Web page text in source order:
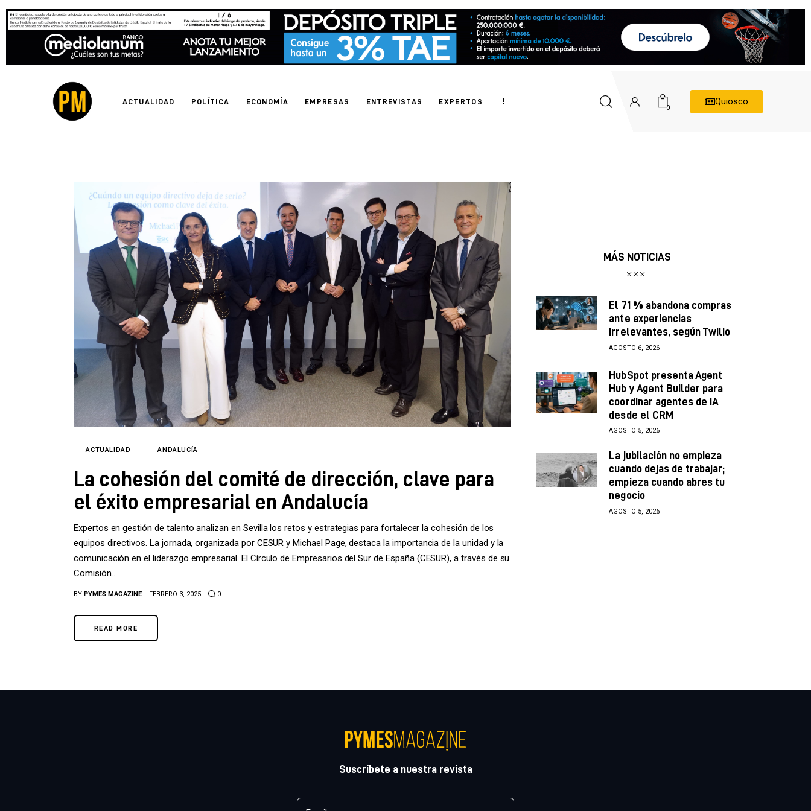
ACTUALIDAD POLÍTICA ECONOMÍA EMPRESAS ENTREVISTAS EXPERTOS
0
Quiosco
Actualidad
ACTUALIDAD ANDALUCÍA
La cohesión del comité de dirección, clave para
el éxito empresarial en Andalucía
Expertos en gestión de talento analizan en Sevilla los retos y estrategias para fortalecer la cohesión de los
equipos directivos. La jornada, organizada por CESUR y Michael Page, destaca la importancia de la unidad y la
comunicación en el liderazgo empresarial. El Círculo de Empresarios del Sur de España (CESUR), a través de su
Comisión…
BY PYMES MAGAZINE FEBRERO 3, 2025 0
READ MORE
MÁS NOTICIAS
El 71 % abandona compras
ante experiencias
irrelevantes, según Twilio
AGOSTO 6, 2026
HubSpot presenta Agent
Hub y Agent Builder para
coordinar agentes de IA
desde el CRM
AGOSTO 5, 2026
La jubilación no empieza
cuando dejas de trabajar;
empieza cuando abres tu
negocio
AGOSTO 5, 2026
Suscríbete a nuestra revista